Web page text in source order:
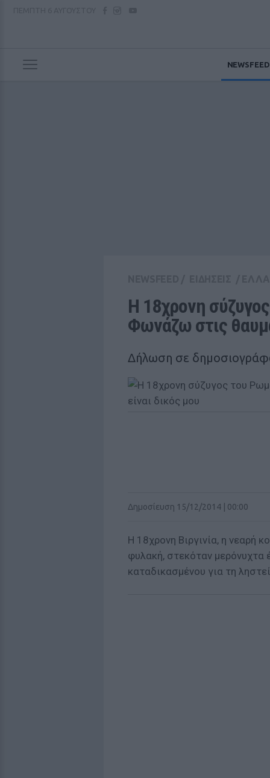
NEWSFEED
H 18χρονη
Φωνάζω στις
Δήλωση σε
Δημοσίευση 15/12/2014 | 00:00
Η 18χρονη Βιργινία, η νεαρή
φυλακή, στεκόταν
καταδικασμένου για τη